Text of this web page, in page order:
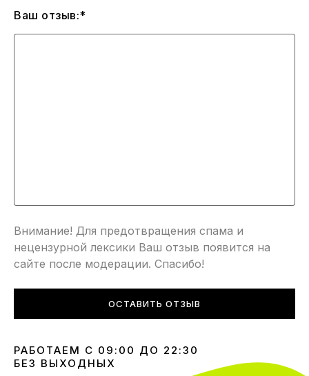
Ваш отзыв:*
Внимание! Для предотвращения спама и
нецензурной лексики Ваш отзыв появится на
сайте после модерации. Спасибо!
ОСТАВИТЬ ОТЗЫВ
РАБОТАЕМ С 09:00 ДО 22:30
БЕЗ ВЫХОДНЫХ